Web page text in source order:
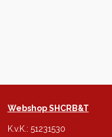
Webshop SHCRB&T
K.v.K.: 51231530